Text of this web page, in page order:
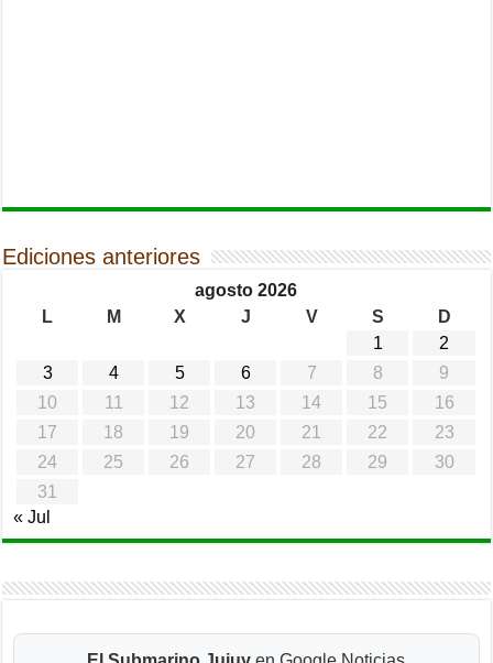
Ediciones anteriores
agosto 2026
L
M X J V S
D
1
2
3
4 5 6 7 8
9
10
11 12 13 14 15
16
17
18 19 20 21 22
23
24
25 26 27 28 29
30
31
« Jul